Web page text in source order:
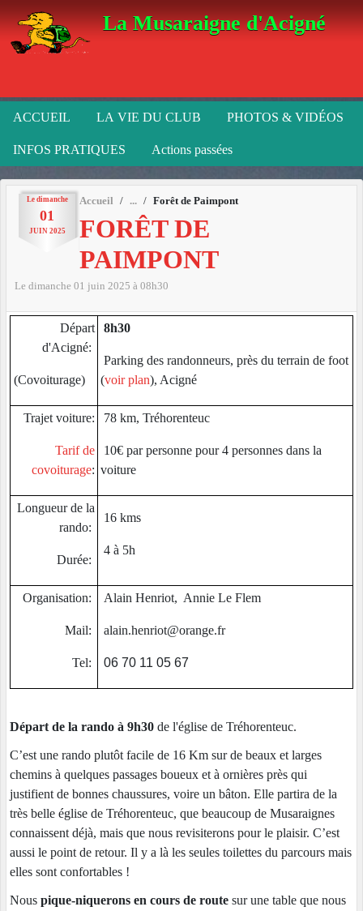
La Musaraigne d'Acigné
ACCUEIL LA VIE DU CLUB PHOTOS & VIDÉOS
INFOS PRATIQUES Actions passées
Le dimanche
01
JUIN 2025
Accueil Forêt de Paimpont
FORÊT DE
PAIMPONT
Le dimanche 01 juin 2025 à 08h30
Départ
d'Acigné:
(Covoiturage)
8h30
Parking des randonneurs, près du terrain de foot
(voir plan), Acigné
Trajet voiture:
Tarif de
covoiturage:
78 km, Tréhorenteuc
10€ par personne pour 4 personnes dans la
voiture
Longueur de la
rando:
Durée:
16 kms
4 à 5h
Organisation:
Mail:
Tel:
Alain Henriot, Annie Le Flem
alain.henriot@orange.fr
06 70 11 05 67
Départ de la rando à 9h30 de l'église de Tréhorenteuc.
C’est une rando plutôt facile de 16 Km sur de beaux et larges
chemins à quelques passages boueux et à ornières près qui
justifient de bonnes chaussures, voire un bâton. Elle partira de la
très belle église de Tréhorenteuc, que beaucoup de Musaraignes
connaissent déjà, mais que nous revisiterons pour le plaisir. C’est
aussi le point de retour. Il y a là les seules toilettes du parcours mais
elles sont confortables !
Nous pique-niquerons en cours de route sur une table que nous
Panneau de gestion des cookies